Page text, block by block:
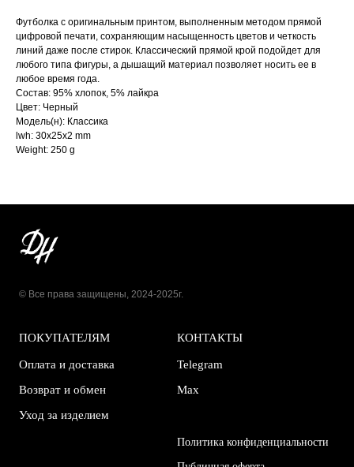
Футболка с оригинальным принтом, выполненным методом прямой
цифровой печати, сохраняющим насыщенность цветов и четкость
линий даже после стирок. Классический прямой крой подойдет для
любого типа фигуры, а дышащий материал позволяет носить ее в
любое время года.
Состав: 95% хлопок, 5% лайкра
Цвет: Черный
Модель(н): Классика
lwh: 30x25x2 mm
Weight: 250 g
© Все права защищены, 2024-2025г.
ПОКУПАТЕЛЯМ
Оплата и доставка
Возврат и обмен
Уход за изделием
КОНТАКТЫ
Telegram
Max
Политика конфиденциальности